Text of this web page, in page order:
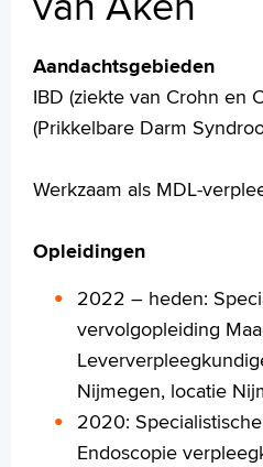
Darm- en
Uw dossier
Handige
Praktische
Werken
Aandachtsgebieden
IBD (ziekte van Crohn en
(Prikkelbare Darm
Werkzaam als MDL-
Opleidingen
2022 – heden:
vervolgopleiding
Nijmegen, locatie
2020:
Endoscopie